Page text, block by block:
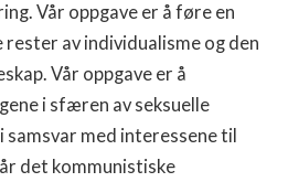
Vår oppgave er å føre en
rester av individualisme og den
Vår oppgave er å
i sfæren av seksuelle
med interessene til
det kommunistiske